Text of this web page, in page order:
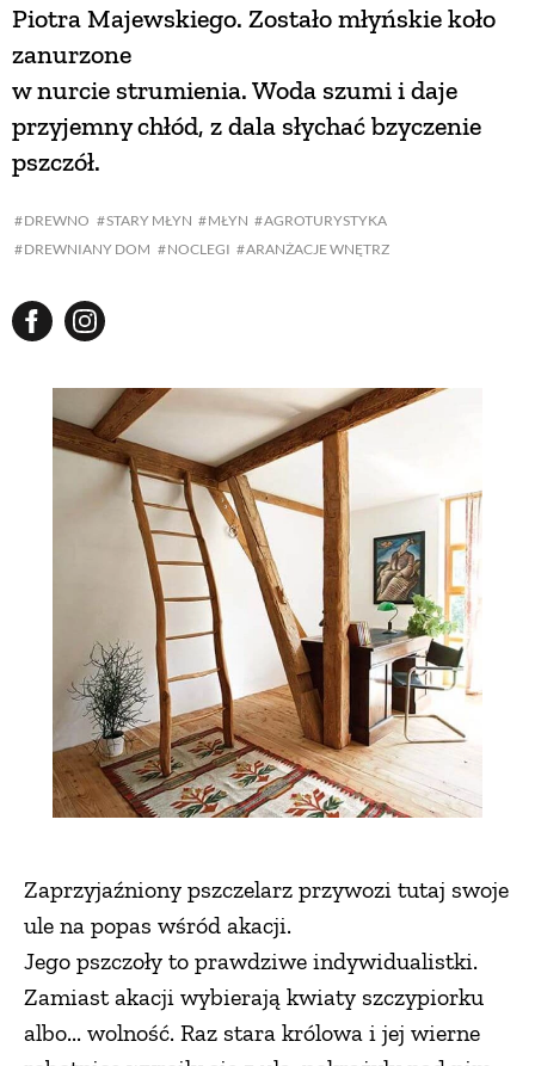
DREWNO STARY MŁYN MŁYN
AGROTURYSTYKA
DREWNIANY DOM
NOCLEGI ARANŻACJE WNĘTRZ
Piotra Majewskiego. Zostało młyńskie koło
zanurzone
w nurcie strumienia. Woda szumi i daje
przyjemny chłód, z dala słychać bzyczenie
pszczół.
Zaprzyjaźniony pszczelarz przywozi tutaj swoje
ule na popas wśród akacji.
Jego pszczoły to prawdziwe indywidualistki.
Zamiast akacji wybierają kwiaty szczypiorku
albo... wolność. Raz stara królowa i jej wierne